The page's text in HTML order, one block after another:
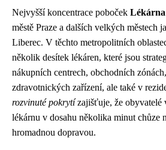
Nejvyšší koncentrace poboček
městě Praze a dalších velkých městech
Liberec. V těchto metropolitních
několik desítek lékáren, které jsou
nákupních centrech, obchodních
zdravotnických zařízení, ale také v
rozvinuté pokrytízajišťuje, že obyvatelé
lékárnu v dosahu několika minut chůze
hromadnou dopravou.